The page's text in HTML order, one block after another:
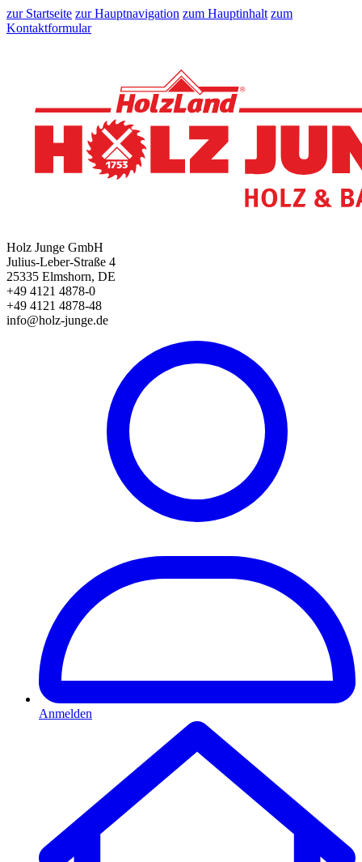
zur Startseite zur Hauptnavigation zum Hauptinhalt zum
Kontaktformular
Holz Junge GmbH
Julius-Leber-Straße 4
25335 Elmshorn, DE
+49 4121 4878-0
+49 4121 4878-48
info@holz-junge.de
Anmelden